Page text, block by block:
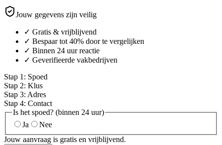
Jouw gegevens zijn veilig
✓ Gratis & vrijblijvend
✓ Bespaar tot 40% door te vergelijken
✓ Binnen 24 uur reactie
✓ Geverifieerde vakbedrijven
Stap 1 : Spoed
Stap 2: Klus
Stap 3: Adres
Stap 4: Contact
Is het spoed? (binnen 24 uur)
Ja
Nee
Jouw aanvraag is gratis en vrijblijvend.